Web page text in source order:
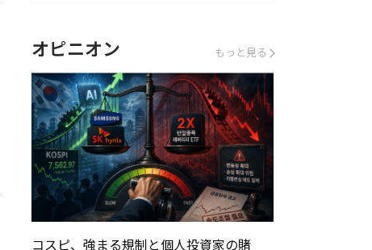
オピニオン もっと見る
コスピ、強まる規制と個人投資家の賭